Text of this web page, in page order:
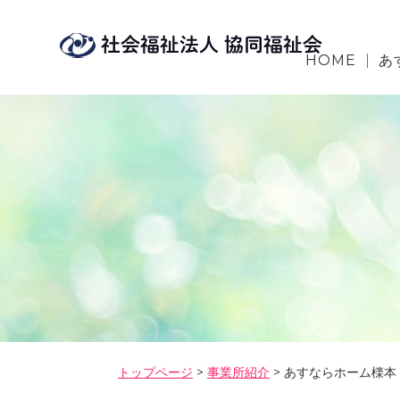
HOME あ
トップページ > 事業所紹介 > あすならホーム檪本